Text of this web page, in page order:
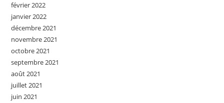
février 2022
janvier 2022
décembre 2021
novembre 2021
octobre 2021
septembre 2021
août 2021
juillet 2021
juin 2021